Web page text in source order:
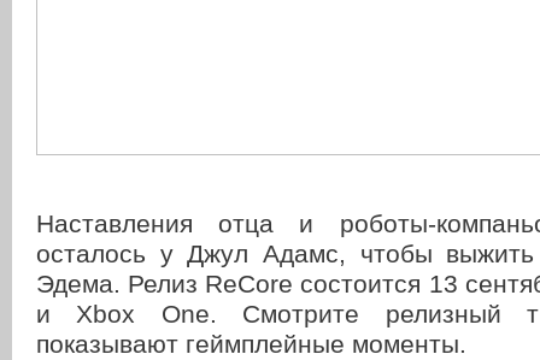
Наставления отца и роботы-
осталось у Джул Адамс, чтобы
Эдема. Релиз ReCore состоится 13
и Xbox One. Смотрите релизный
показывают геймплейные моменты.